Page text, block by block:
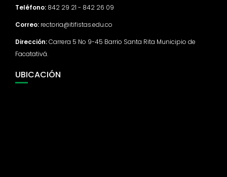
Teléfono: 842 29 21 - 842 26 09
Correo: rectoria@itifistas.edu.co
Dirección:Carrera 5 No 9-45 Barrio Santa Rita Municipio de
Facatativá.
UBICACIÓN